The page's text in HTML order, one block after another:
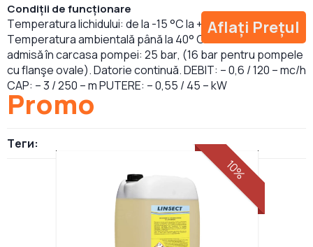
Condiții de funcționare
Temperatura lichidului: de la -15 °C la +110 °C.
Temperatura ambientală până la 40° C. Presiunea maximă
admisă în carcasa pompei: 25 bar, (16 bar pentru pompele
cu flanşe ovale). Datorie continuă. DEBIT: – 0,6 / 120 – mc/h
CAP: – 3 / 250 – m PUTERE: – 0,55 / 45 – kW
Теги:
Aflați Prețul
Promo
10%